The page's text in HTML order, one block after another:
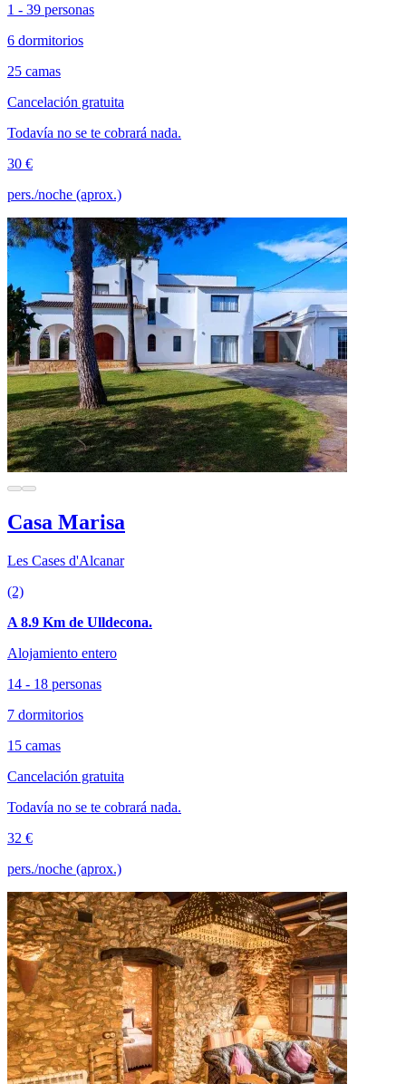
1 - 39 personas
6 dormitorios
25 camas
Cancelación gratuita
Todavía no se te cobrará nada.
30 €
pers./noche (aprox.)
Casa Marisa
Les Cases d'Alcanar
(2)
A 8.9 Km de Ulldecona.
Alojamiento entero
14 - 18 personas
7 dormitorios
15 camas
Cancelación gratuita
Todavía no se te cobrará nada.
32 €
pers./noche (aprox.)